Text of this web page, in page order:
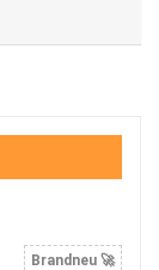
Brandneu 🚀